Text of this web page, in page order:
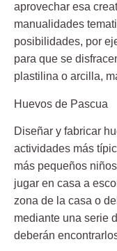
aprovechar esa
manualidades
posibilidades, por
para que se
plastilina o arcilla,
Huevos de Pascua
Diseñar y fabricar
actividades más
más pequeños
jugar en casa a
zona de la casa o
mediante una serie
deberán